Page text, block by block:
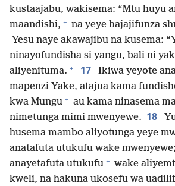
kustaajabu, wakisema: “Mtu huyu
maandishi, + na yeye hajajifunza
Yesu naye akawajibu na kusema:
ninayofundisha si yangu, bali ni
aliyenituma. + 17
Ikiwa yeyote
mapenzi Yake, atajua kama
kwa Mungu + au kama ninasema
nimetunga mimi mwenyewe. 18
husema mambo aliyotunga yeye
anatafuta utukufu wake
anayetafuta utukufu + wake
kweli, na hakuna ukosefu wa